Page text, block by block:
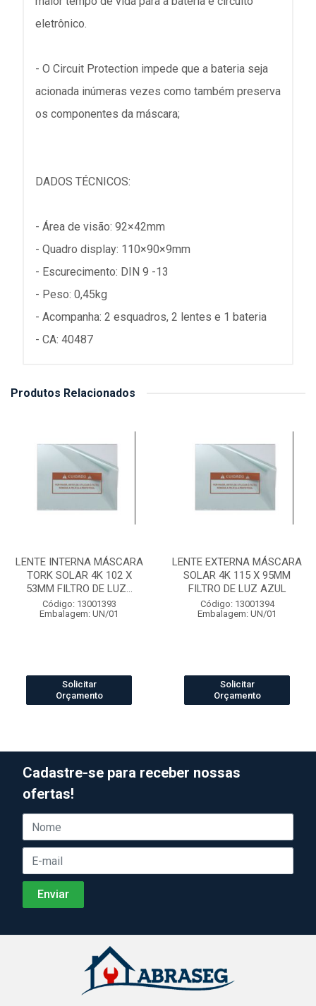
eletrônico.
- O Circuit Protection impede que a bateria seja
acionada inúmeras vezes como também preserva
os componentes da máscara;
DADOS TÉCNICOS:
- Área de visão: 92×42mm
- Quadro display: 110×90×9mm
- Escurecimento: DIN 9 -13
- Peso: 0,45kg
- Acompanha: 2 esquadros, 2 lentes e 1 bateria
- CA: 40487
Produtos Relacionados
LENTE INTERNA MÁSCARA
TORK SOLAR 4K 102 X
53MM FILTRO DE LUZ...
Código: 13001393
Embalagem: UN/01
Solicitar
Orçamento
LENTE EXTERNA MÁSCARA
SOLAR 4K 115 X 95MM
FILTRO DE LUZ AZUL
Código: 13001394
Embalagem: UN/01
Solicitar
Orçamento
Cadastre-se para receber nossas
ofertas!